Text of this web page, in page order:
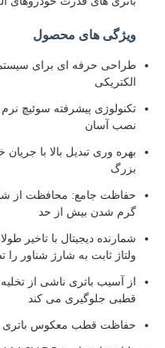
ویژگی های محصول
طراحی حرفه ای برای سیستم
الکتریکی
تکنولوژی پیشرفته سوئیچ نرم
نصب آسان
بهره وری تبدیل بالا با
بزرگ
حفاظت جامع: محافظت از شارژ
گرم شدن بیش از حد
شمارنده دیجیتال با تاخیر
ولتاژ ثابت به شارژ شناور را
از آسیب باتری ناشی از
قطبی جلوگیری می کند
حفاظت قطب معکوس باتری